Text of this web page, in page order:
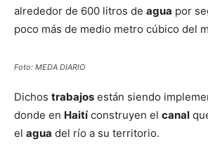
alrededor de 600 litros de agua por
poco más de medio metro cúbico del
Foto: MEDA DIARIO
Dichos trabajos están siendo
donde en Haitíconstruyen el canal
el agua del río a su territorio.